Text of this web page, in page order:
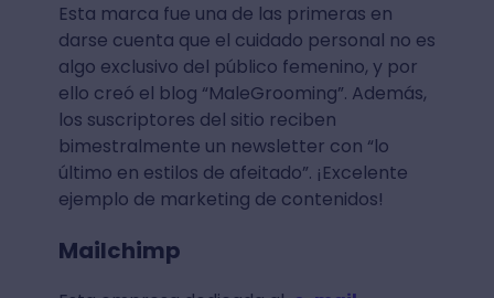
Esta marca fue una de las primeras en
darse cuenta que el cuidado personal no es
algo exclusivo del público femenino, y por
ello creó el blog “MaleGrooming”. Además,
los suscriptores del sitio reciben
bimestralmente un newsletter con “lo
último en estilos de afeitado”. ¡Excelente
ejemplo de marketing de contenidos!
Mailchimp